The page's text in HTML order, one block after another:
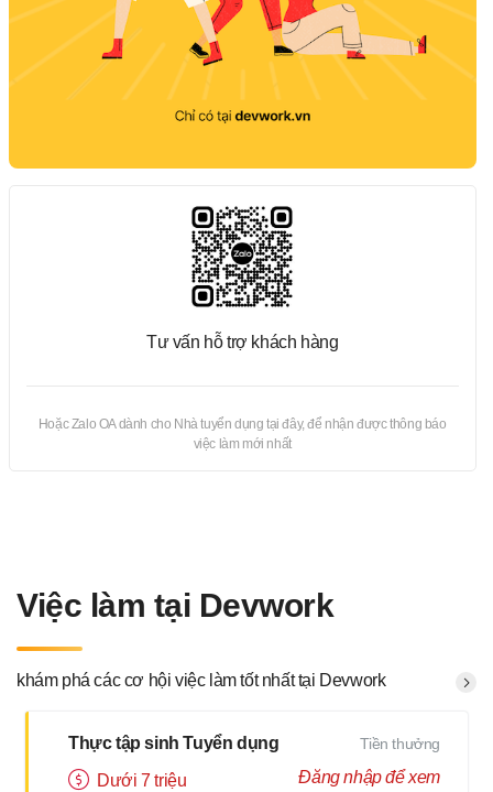
Tư vấn hỗ trợ khách hàng
Hoặc Zalo OA dành cho Nhà tuyển dụng tại đây, để nhận được thông báo
việc làm mới nhất
Việc làm tại Devwork
khám phá các cơ hội việc làm tốt nhất tại Devwork
Thực tập sinh Tuyển dụng
Dưới 7 triệu
Tiền thưởng
Đăng nhập để xem